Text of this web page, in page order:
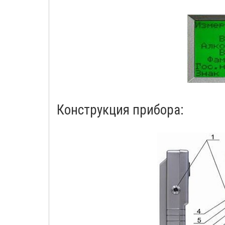
Конструкция прибора: